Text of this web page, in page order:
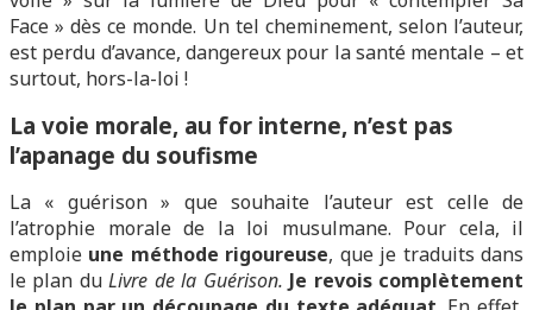
Face » dès ce monde. Un tel cheminement, selon l’auteur,
est perdu d’avance, dangereux pour la santé mentale – et
surtout, hors-la-loi !
La voie morale, au for interne, n’est pas
l’apanage du soufisme
La « guérison » que souhaite l’auteur est celle de
l’atrophie morale de la loi musulmane. Pour cela, il
emploie une méthode rigoureuse, que je traduits dans
le plan duLivre de la Guérison. Je revois complètement